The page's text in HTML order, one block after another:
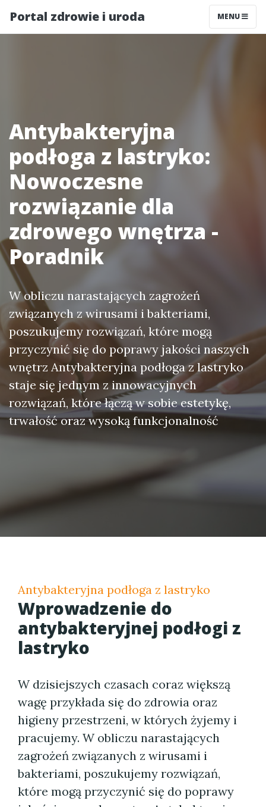
Portal zdrowie i uroda MENU
Antybakteryjna
podłoga z lastryko:
Nowoczesne
rozwiązanie dla
zdrowego wnętrza -
Poradnik
W obliczu narastających zagrożeń
związanych z wirusami i bakteriami,
poszukujemy rozwiązań, które mogą
przyczynić się do poprawy jakości naszych
wnętrz Antybakteryjna podłoga z lastryko
staje się jednym z innowacyjnych
rozwiązań, które łączą w sobie estetykę,
trwałość oraz wysoką funkcjonalność
Antybakteryjna podłoga z lastryko
Wprowadzenie do
antybakteryjnej podłogi z
lastryko
W dzisiejszych czasach coraz większą
wagę przykłada się do zdrowia oraz
higieny przestrzeni, w których żyjemy i
pracujemy. W obliczu narastających
zagrożeń związanych z wirusami i
bakteriami, poszukujemy rozwiązań,
które mogą przyczynić się do poprawy